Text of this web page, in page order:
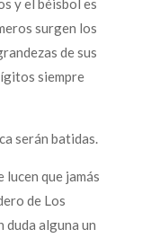
y el béisbol es
surgen los
de sus
siempre
serán batidas.
que jamás
de Los
duda alguna un